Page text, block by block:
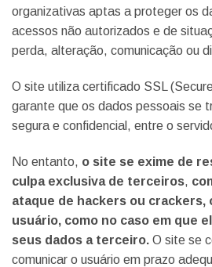
organizativas aptas a proteger os
acessos não autorizados e de
perda, alteração, comunicação ou
O site utiliza certificado SSL
garante que os dados pessoais se
segura e confidencial, entre o
No entanto, o site se exime de
culpa exclusiva de terceiros,
ataque de hackers ou crackers,
usuário, como no caso em que
seus dados a terceiro. O site se
comunicar o usuário em prazo